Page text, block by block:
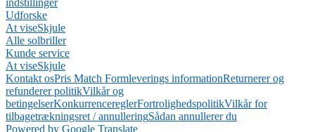
indstillinger
Udforske
At viseSkjule
Alle solbriller
Kunde service
At viseSkjule
Kontakt osPris Match Formleverings informationReturnerer og
refunderer politikVilkår og
betingelserKonkurrencereglerFortrolighedspolitikVilkår for
tilbagetrækningsret / annulleringSådan annullerer du
Powered by Google Translate